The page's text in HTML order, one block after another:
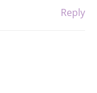
Reply